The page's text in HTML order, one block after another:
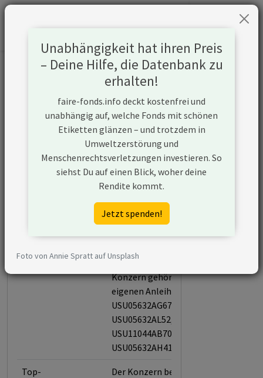
Informationen zum Unternehmen
BAE Systems plc
https://www.baesystems.com/en/
Konflikte
BAE Systems aus Großbritannien ist
internationaler Rüstungs- und
Luftfahrtkonzern. Zu seinen
gehören Kampfflugzeuge, Munition
Kriegsschiffe und IT-Systeme. Zum
Konzern gehört BAE Systems Inc. mit
eigenen Anleihen (US05523UAK60,
USU05632AG67, US05523UAP57,
USU05632AL52, US11041RAL24,
USU11044AB70, US05523UAL44,
USU05632AH41)
Top-
Der Konzern belegt den 4. Platz auf
Unabhängigkeit hat ihren Preis
– Deine Hilfe, die Datenbank zu
erhalten!
faire-fonds.info deckt kostenfrei und
unabhängig auf, welche Fonds mit schönen
Etiketten glänzen – und trotzdem in
Umweltzerstörung und
Menschenrechtsverletzungen investieren. So
siehst Du auf einen Blick, woher deine
Rendite kommt.
Jetzt spenden!
Foto von Annie Spratt auf Unsplash